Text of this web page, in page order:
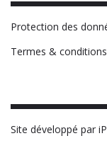
Protection des
Termes & conditions
Site développé par